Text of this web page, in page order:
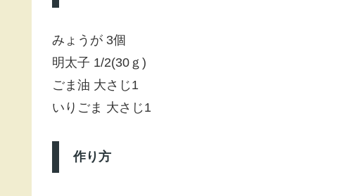
みょうが 3個
明太子 1/2(30ｇ)
ごま油 大さじ1
いりごま 大さじ1
作り方